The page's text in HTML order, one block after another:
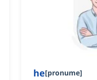
he[pronume]